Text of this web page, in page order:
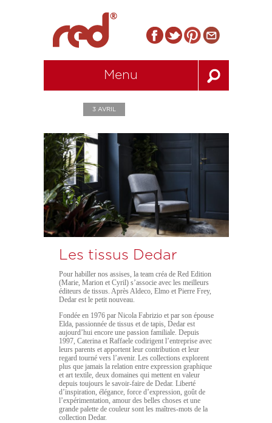
Menu
3 AVRIL
Les tissus Dedar
Pour habiller nos assises, la team créa de Red Edition
(Marie, Marion et Cyril) s’associe avec les meilleurs
éditeurs de tissus. Après Aldeco, Elmo et Pierre Frey,
Dedar est le petit nouveau.
Fondée en 1976 par Nicola Fabrizio et par son épouse
Elda, passionnée de tissus et de tapis, Dedar est
aujourd’hui encore une passion familiale. Depuis
1997, Caterina et Raffaele codirigent l’entreprise avec
leurs parents et apportent leur contribution et leur
regard tourné vers l’avenir. Les collections explorent
plus que jamais la relation entre expression graphique
et art textile, deux domaines qui mettent en valeur
depuis toujours le savoir-faire de Dedar. Liberté
d’inspiration, élégance, force d’expression, goût de
l’expérimentation, amour des belles choses et une
grande palette de couleur sont les maîtres-mots de la
collection Dedar.